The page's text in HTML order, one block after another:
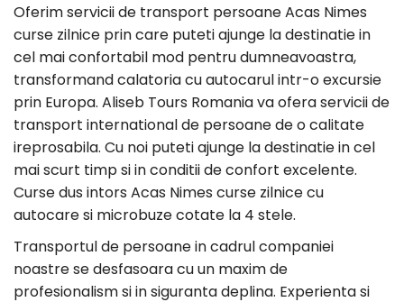
Oferim servicii de transport persoane Acas Nimes
curse zilnice prin care puteti ajunge la destinatie in
cel mai confortabil mod pentru dumneavoastra,
transformand calatoria cu autocarul intr-o excursie
prin Europa. Aliseb Tours Romania va ofera servicii de
transport international de persoane de o calitate
ireprosabila. Cu noi puteti ajunge la destinatie in cel
mai scurt timp si in conditii de confort excelente.
Curse dus intors Acas Nimes curse zilnice cu
autocare si microbuze cotate la 4 stele.
Transportul de persoane in cadrul companiei
noastre se desfasoara cu un maxim de
profesionalism si in siguranta deplina. Experienta si